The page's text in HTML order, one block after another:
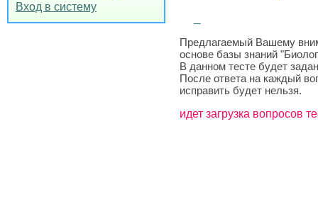
Вход в систему
Предлагаемый Вашему
основе базы знаний
В данном тесте будет
После ответа на каждый
исправить будет нельзя.
идет загрузка вопросов